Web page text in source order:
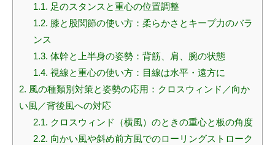
1.1. 足のスタンスと重心の位置調整
1.2. 膝と股関節の使い方：柔らかさとキープ力のバラ
ンス
1.3. 体幹と上半身の姿勢：背筋、肩、腕の状態
1.4. 視線と重心の使い方：目線は水平・遠方に
2. 風の種類別対策と姿勢の応用：クロスウィンド／向か
い風／背後風への対応
2.1. クロスウィンド（横風）のときの重心と板の角度
2.2. 向かい風や斜め前方風でのローリングストローク